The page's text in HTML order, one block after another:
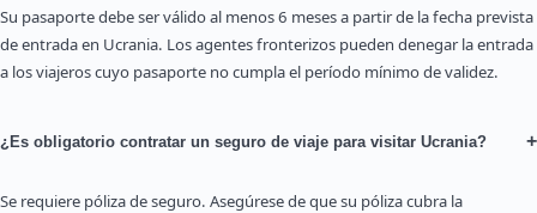
Su pasaporte debe ser válido al menos 6 meses a partir de la fecha prevista
de entrada en Ucrania. Los agentes fronterizos pueden denegar la entrada
a los viajeros cuyo pasaporte no cumpla el período mínimo de validez.
¿Es obligatorio contratar un seguro de viaje para visitar Ucrania? +
Se requiere póliza de seguro. Asegúrese de que su póliza cubra la